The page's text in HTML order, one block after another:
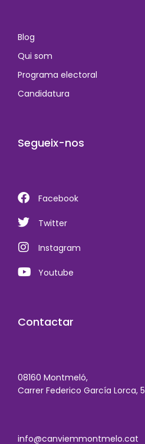
Blog
Qui som
Programa electoral
Candidatura
Segueix-nos
Facebook
Twitter
Instagram
Youtube
Contactar
08160 Montmeló,
Carrer Federico García Lorca, 5
info@canviemmontmelo.cat